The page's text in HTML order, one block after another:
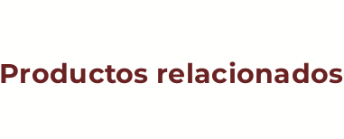
Productos relacionados